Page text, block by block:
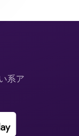
系ア